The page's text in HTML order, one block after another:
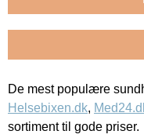
De mest populære
Helsebixen.dk,
sortiment til gode priser.